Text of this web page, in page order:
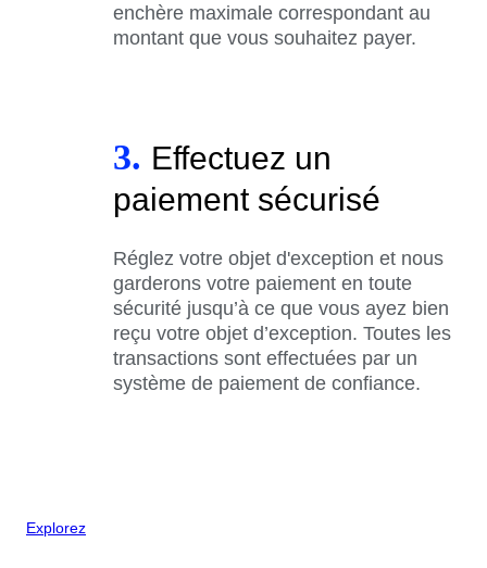
enchère maximale correspondant au
montant que vous souhaitez payer.
3. Effectuez un
paiement sécurisé
Réglez votre objet d'exception et nous
garderons votre paiement en toute
sécurité jusqu’à ce que vous ayez bien
reçu votre objet d’exception. Toutes les
transactions sont effectuées par un
système de paiement de confiance.
Explorez